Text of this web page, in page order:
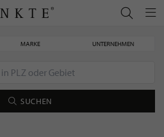
MARKE UNTERNEHMEN
SUCHEN